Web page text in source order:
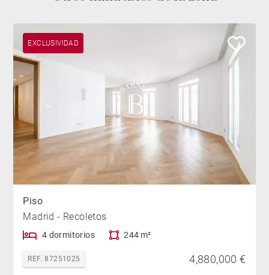
EXCLUSIVIDAD
Piso
Madrid - Recoletos
4 dormitorios 244 m²
REF. 87251025 4,880,000 €